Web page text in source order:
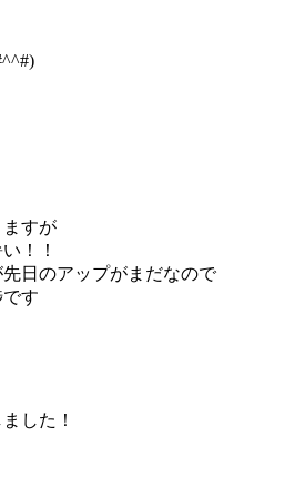
すが
！！
日のアップがまだなので
す
した！